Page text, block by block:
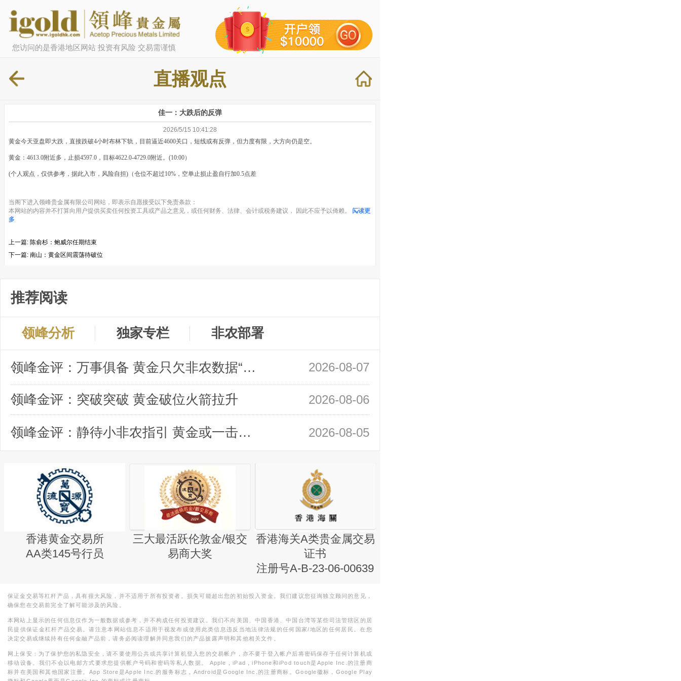
您访问的是香港地区网站 投资有风险 交易需谨慎
直播观点
佳一：大跌后的反弹
2026/5/15 10:41:28
黄金今天亚盘即大跌，直接跌破4小时布林下轨，目前逼近4600关口，短线或有反弹，但力度有限，大方向仍是空。
黄金：4613.0附近多，止损4597.0，目标4622.0-4729.0附近。(10:00）
(个人观点，仅供参考，据此入市，风险自担)（仓位不超过10%，空单止损止盈自行加0.5点差
当阁下进入领峰贵金属有限公司网站，即表示自愿接受以下免责条款：
本网站的内容并不打算向用户提供买卖任何投资工具或产品之意见，或任何财务、法律、会计或税务建议， 因此不应予以倚赖。
阅读更
多
上一篇: 陈俞杉：鲍威尔任期结束
下一篇: 南山：黄金区间震荡待破位
推荐阅读
领峰分析 独家专栏 非农部署
领峰金评：万事俱备 黄金只欠非农数据“东风” 2026-08-07
领峰金评：突破突破 黄金破位火箭拉升 2026-08-06
领峰金评：静待小非农指引 黄金或一击破局 2026-08-05
香港黄金交易所
AA类145号行员
三大最活跃伦敦金/银交
易商大奖
香港海关A类贵金属交易
证书
注册号A-B-23-06-00639
保证金交易等杠杆产品，具有很大风险，并不适用于所有投资者。损失可能超出您的初始投入资金。我们建议您征询独立顾问的意见，
确保您在交易前完全了解可能涉及的风险。
本网站上显示的任何信息仅作为一般数据或参考，并不构成任何投资建议。我们不向美国、中国香港、中国台湾等某些司法管辖区的居
民提供保证金杠杆产品交易。请注意本网站信息不适用于视发布或使用此类信息违反当地法律法规的任何国家/地区的任何居民。在您
决定交易或继续持有任何金融产品前，请务必阅读理解并同意我们的产品披露声明和其他相关文件。
网上保安：为了保护您的私隐安全，请不要使用公共或共享计算机登入您的交易帐户，亦不要于登入帐户后将密码保存于任何计算机或
移动设备。我们不会以电邮方式要求您提供帐户号码和密码等私人数据。 Apple，iPad，iPhone和iPod touch是Apple Inc.的注册商
标并在美国和其他国家注册。App Store是Apple Inc.的服务标志，Android是Google Inc.的注册商标。Google徽标，Google Play